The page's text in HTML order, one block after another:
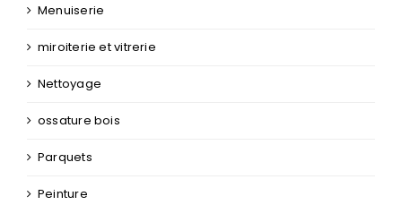
Menuiserie
miroiterie et vitrerie
Nettoyage
ossature bois
Parquets
Peinture